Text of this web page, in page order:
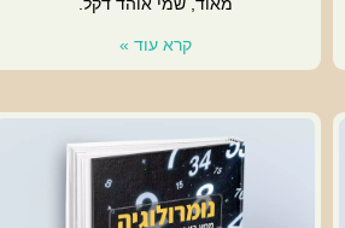
קרא עוד »